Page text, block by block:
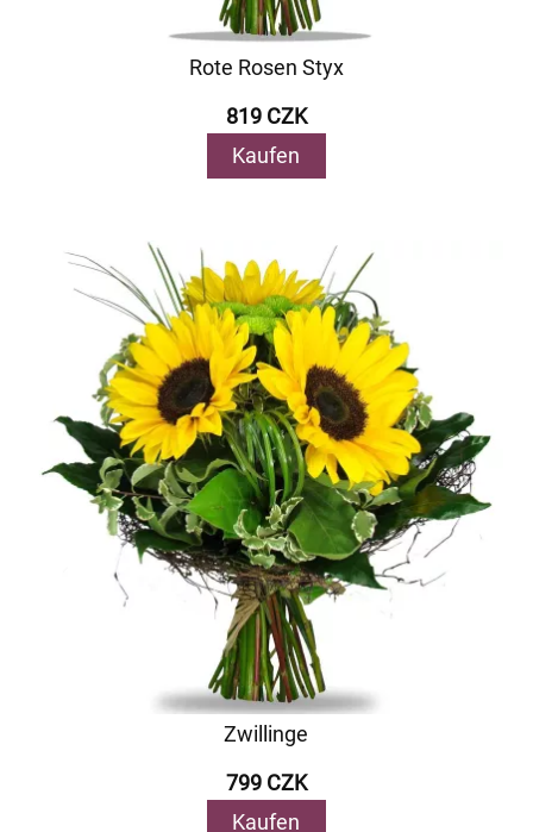
Rote Rosen Styx
819 CZK
Kaufen
Zwillinge
799 CZK
Kaufen